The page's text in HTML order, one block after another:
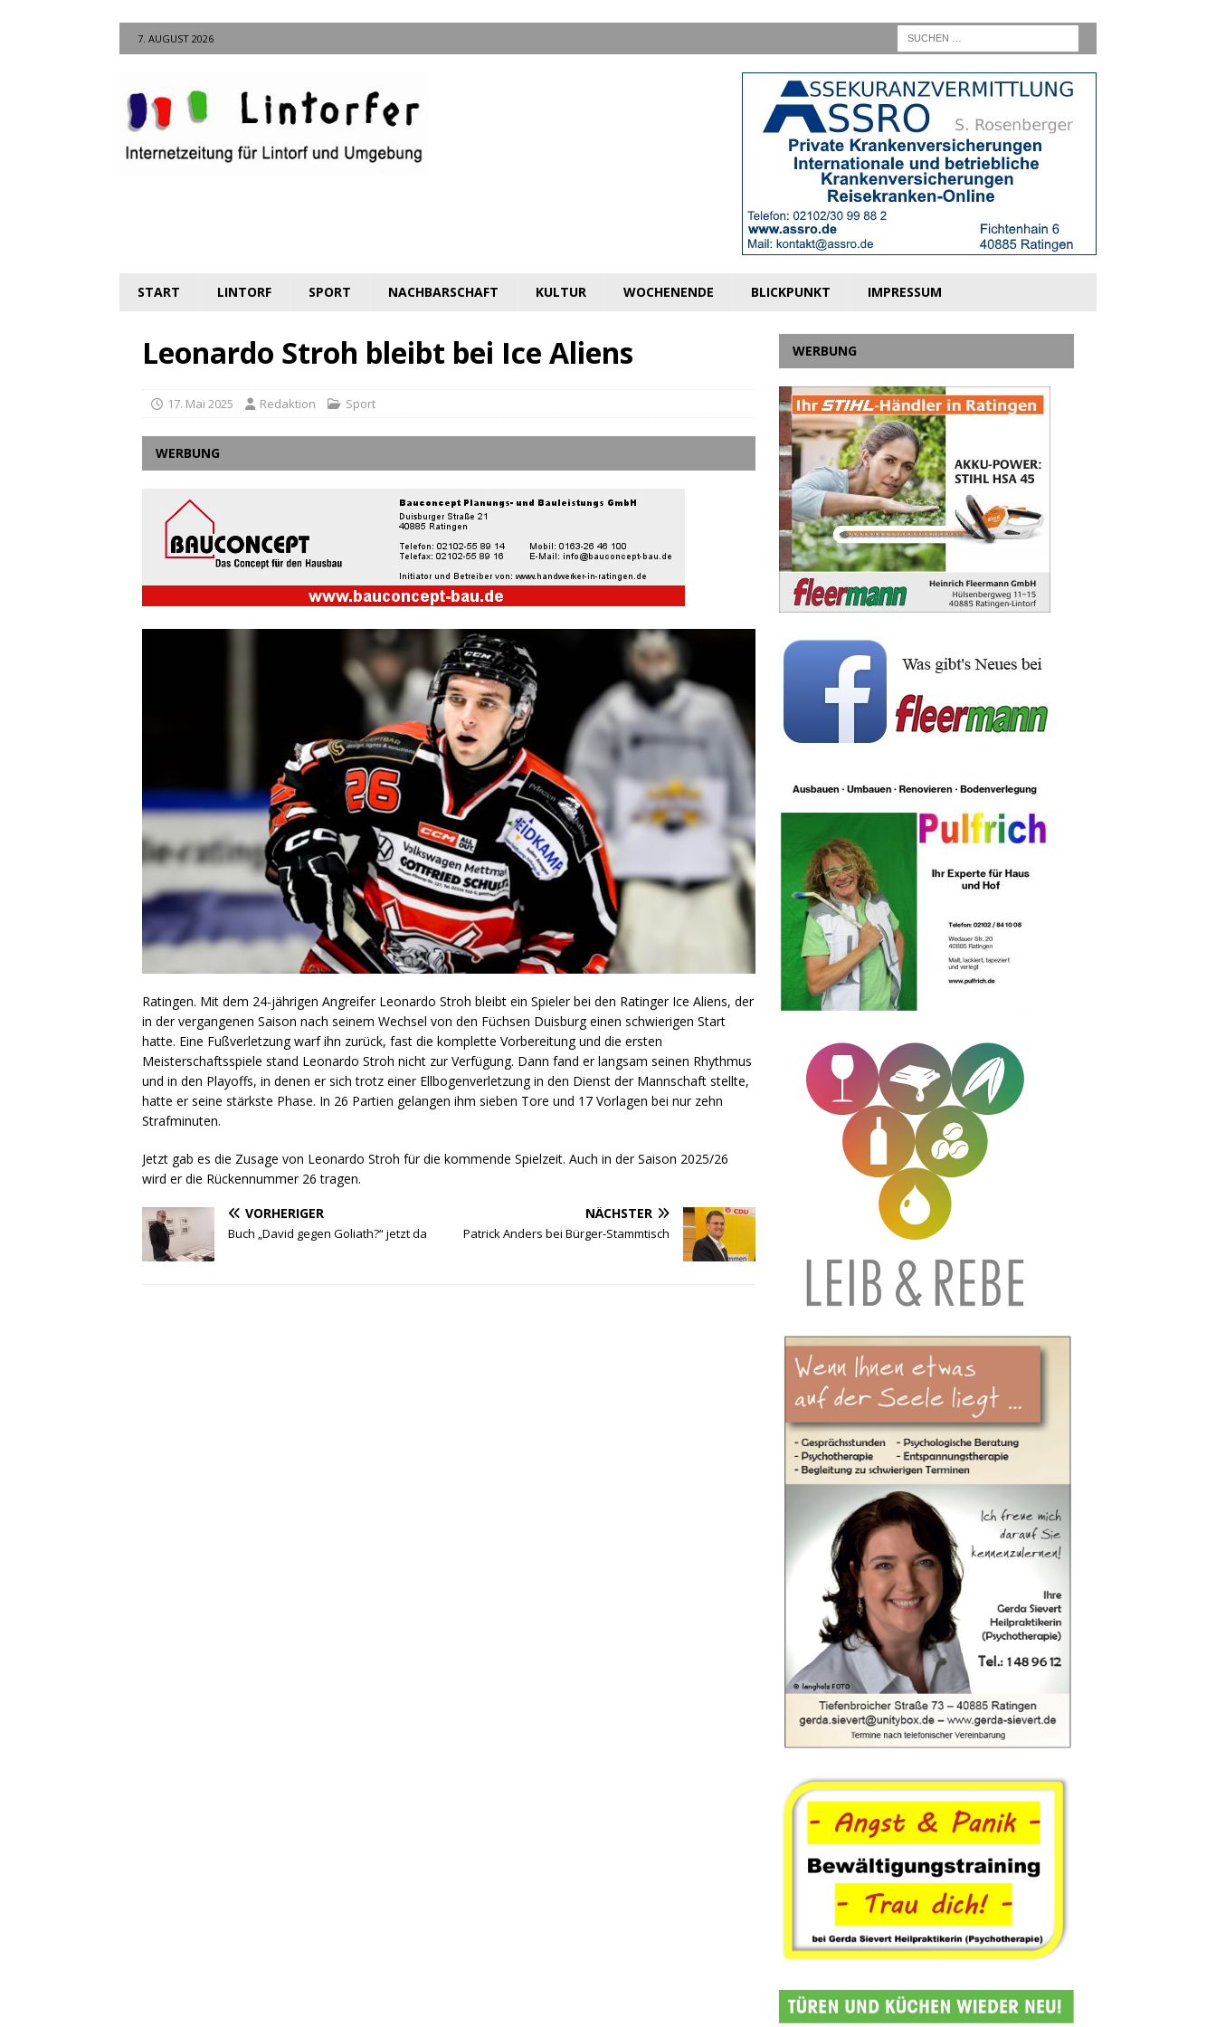
7. AUGUST 2026
START LINTORF SPORT NACHBARSCHAFT KULTUR WOCHENENDE BLICKPUNKT IMPRESSUM
Leonardo Stroh bleibt bei Ice Aliens
17. Mai 2025 Redaktion Sport
WERBUNG
Ratingen. Mit dem 24-jährigen Angreifer Leonardo Stroh bleibt ein Spieler bei den Ratinger Ice Aliens, der
in der vergangenen Saison nach seinem Wechsel von den Füchsen Duisburg einen schwierigen Start
hatte. Eine Fußverletzung warf ihn zurück, fast die komplette Vorbereitung und die ersten
Meisterschaftsspiele stand Leonardo Stroh nicht zur Verfügung. Dann fand er langsam seinen Rhythmus
und in den Playoffs, in denen er sich trotz einer Ellbogenverletzung in den Dienst der Mannschaft stellte,
hatte er seine stärkste Phase. In 26 Partien gelangen ihm sieben Tore und 17 Vorlagen bei nur zehn
Strafminuten.
Jetzt gab es die Zusage von Leonardo Stroh für die kommende Spielzeit. Auch in der Saison 2025/26
wird er die Rückennummer 26 tragen.
VORHERIGER
Buch „David gegen Goliath?“ jetzt da
NÄCHSTER
Patrick Anders bei Bürger-Stammtisch
WERBUNG